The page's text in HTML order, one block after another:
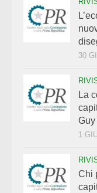
30
La
1
Chi